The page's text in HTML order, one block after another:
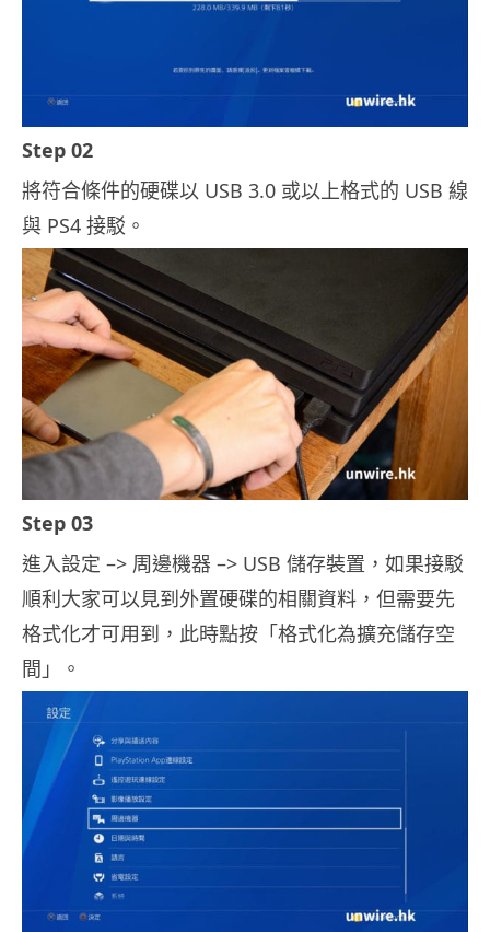
Step 02
將符合條件的硬碟以 USB 3.0 或以上格式的 USB 線
與 PS4 接駁。
Step 03
進入設定 –> 周邊機器 –> USB 儲存裝置，如果接駁
順利大家可以見到外置硬碟的相關資料，但需要先
格式化才可用到，此時點按「格式化為擴充儲存空
間」。